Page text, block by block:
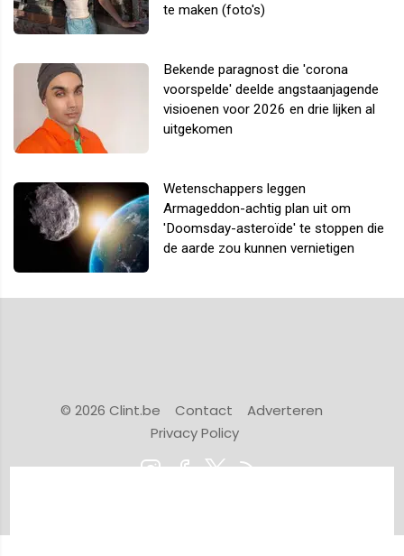
te maken (foto's)
Bekende paragnost die 'corona
voorspelde' deelde angstaanjagende
visioenen voor 2026 en drie lijken al
uitgekomen
Wetenschappers leggen
Armageddon-achtig plan uit om
'Doomsday-asteroïde' te stoppen die
de aarde zou kunnen vernietigen
© 2026 Clint.be Contact
Adverteren
Privacy Policy